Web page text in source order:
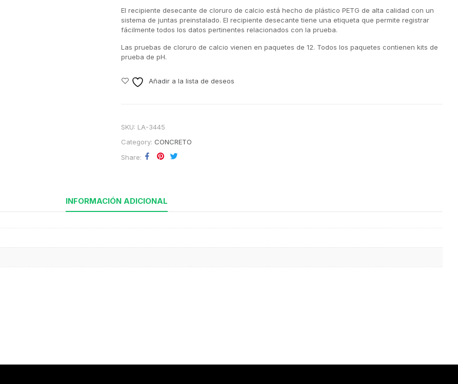
El recipiente desecante de cloruro de calcio está hecho de plástico PETG de alta calidad con un
sistema de juntas preinstalado. El recipiente desecante tiene una etiqueta que permite registrar
fácilmente todos los datos pertinentes relacionados con la prueba.
Las pruebas de cloruro de calcio vienen en paquetes de 12. Todos los paquetes contienen kits de
prueba de pH.
Añadir a la lista de deseos
SKU: LA-3445
Category: CONCRETO
Share
INFORMACIÓN ADICIONAL